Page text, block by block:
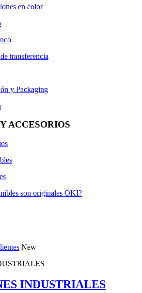
en color
transferencia
y Packaging
ACCESORIOS
son originales OKI?
New
INDUSTRIALES